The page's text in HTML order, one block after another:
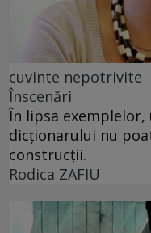
cuvinte nepotrivite
Înscenări
În lipsa
dicționarului nu
construcții.
Rodica ZAFIU